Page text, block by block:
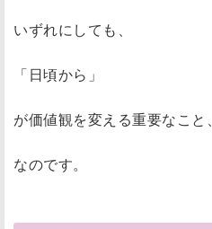
いずれにしても、
「日頃から」
が価値観を変える重要なこと、
なのです。